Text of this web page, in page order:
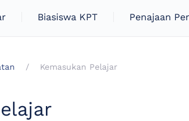
Biasiswa KPT Penajaan
Kemasukan Pelajar